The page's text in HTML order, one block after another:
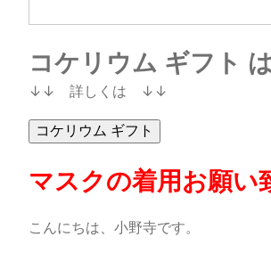
コケリウム ギフト
↓↓ 詳しくは ↓↓
マスクの着用お願い
こんにちは、小野寺です。